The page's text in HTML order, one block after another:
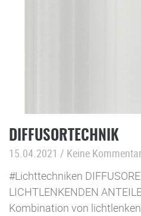
DIFFUSORTECHNIK
15.04.2021
Keine
#Lichttechniken
LICHTLENKENDEN
Kombination von